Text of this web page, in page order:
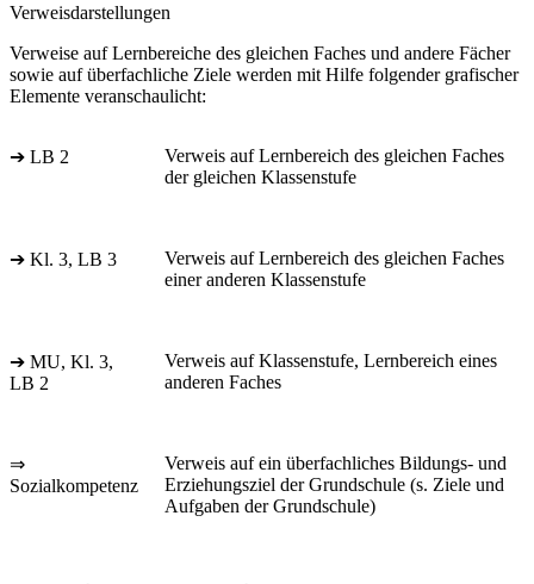
Verweisdarstellungen
Verweise auf Lernbereiche des gleichen Faches und andere Fächer
sowie auf überfachliche Ziele werden mit Hilfe folgender grafischer
Elemente veranschaulicht:
➔ LB 2
Verweis auf Lernbereich des gleichen Faches
der gleichen Klassenstufe
➔ Kl. 3, LB 3
Verweis auf Lernbereich des gleichen Faches
einer anderen Klassenstufe
➔ MU, Kl. 3,
LB 2
Verweis auf Klassenstufe, Lernbereich eines
anderen Faches
⇒
Sozialkompetenz
Verweis auf ein überfachliches Bildungs- und
Erziehungsziel der Grundschule (s. Ziele und
Aufgaben der Grundschule)